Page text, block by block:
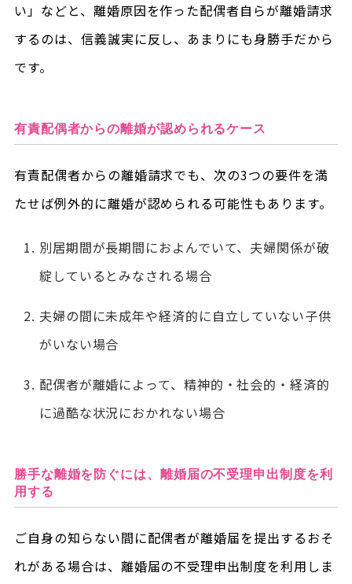
い」などと、離婚原因を作った配偶者自らが離婚請求
するのは、信義誠実に反し、あまりにも身勝手だから
です。
有責配偶者からの離婚が認められるケース
有責配偶者からの離婚請求でも、次の3つの要件を満
たせば例外的に離婚が認められる可能性もあります。
別居期間が長期間におよんでいて、夫婦関係が破
綻しているとみなされる場合
夫婦の間に未成年や経済的に自立していない子供
がいない場合
配偶者が離婚によって、精神的・社会的・経済的
に過酷な状況におかれない場合
勝手な離婚を防ぐには、離婚届の不受理申出制度を利
用する
ご自身の知らない間に配偶者が離婚届を提出するおそ
れがある場合は、離婚届の不受理申出制度を利用しま